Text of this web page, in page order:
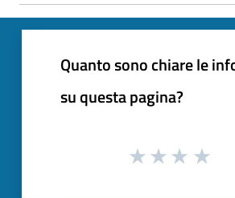
Quanto sono chiare le
su questa pagina?